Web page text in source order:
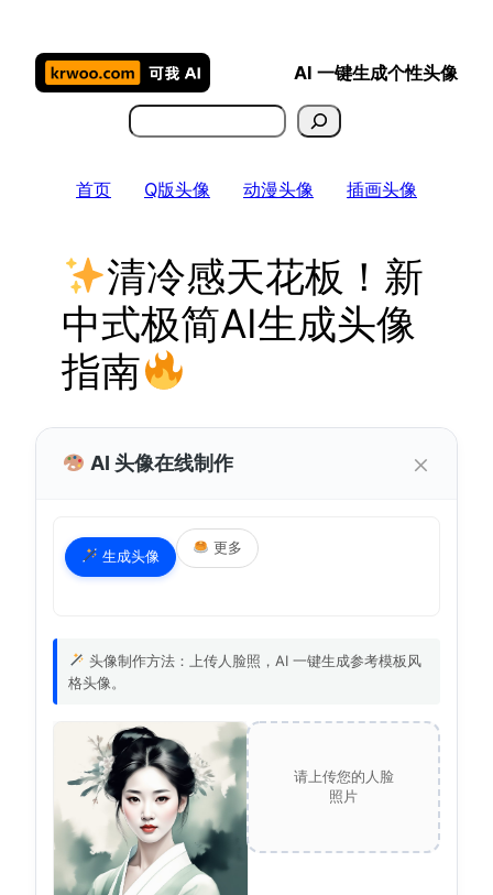
AI 一键生成个性头像
搜
索
首页 Q版头像 动漫头像 插画头像
清冷感天花板！新
中式极简AI生成头像
指南
AI 头像在线制作 ×
生成头像
更多
头像制作方法：上传人脸照，AI 一键生成参考模板风
格头像。
请上传您的人脸
照片